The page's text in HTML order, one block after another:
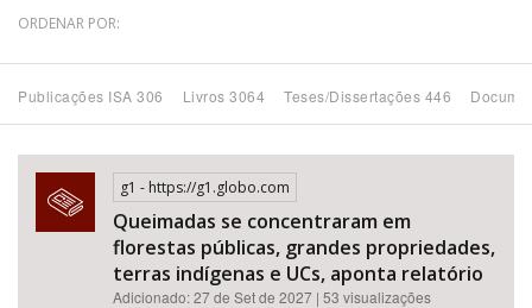
Povo Indígena
Subtema
Área de Levantamento
ORDENAR POR:
Publicações ISA 306 Livros 3064 Teses/Dissertações 446
g1 - https://g1.globo.com
Queimadas se concentraram em
florestas públicas, grandes propriedades,
terras indígenas e UCs, aponta relatório
Adicionado: 27 de Set de 2027 | 53 visualizações